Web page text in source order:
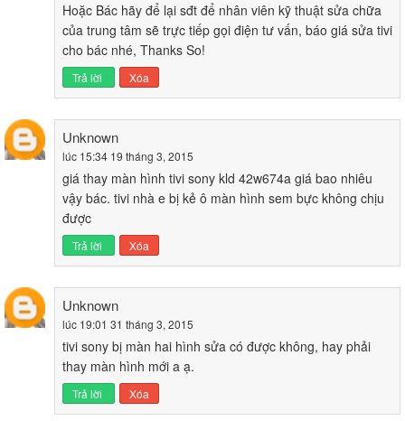
Hoặc Bác hãy để lại sđt để nhân viên kỹ thuật sửa chữa
của trung tâm sẽ trực tiếp gọi điện tư vấn, báo giá sửa tivi
cho bác nhé, Thanks So!
Trả lời Xóa
Unknown
lúc 15:34 19 tháng 3, 2015
giá thay màn hình tivi sony kld 42w674a giá bao nhiêu
vậy bác. tivi nhà e bị kẻ ô màn hình sem bực không chịu
được
Trả lời Xóa
Unknown
lúc 19:01 31 tháng 3, 2015
tivi sony bị màn hai hình sửa có được không, hay phải
thay màn hình mới a ạ.
Trả lời Xóa